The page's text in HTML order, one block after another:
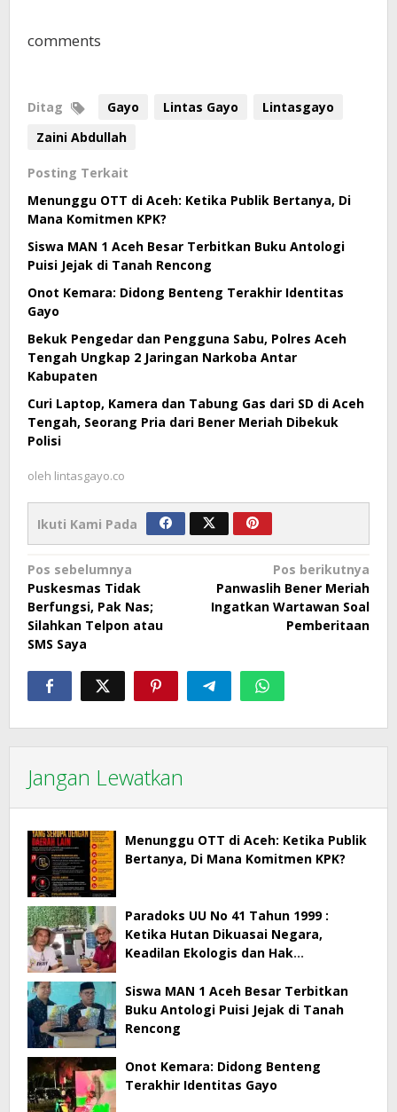
comments
Ditag Gayo Lintas Gayo
Lintasgayo
Zaini Abdullah
Posting Terkait
Menunggu OTT di Aceh: Ketika Publik Bertanya, Di
Mana Komitmen KPK?
Siswa MAN 1 Aceh Besar Terbitkan Buku Antologi
Puisi Jejak di Tanah Rencong
Onot Kemara: Didong Benteng Terakhir Identitas
Gayo
Bekuk Pengedar dan Pengguna Sabu, Polres Aceh
Tengah Ungkap 2 Jaringan Narkoba Antar
Kabupaten
Curi Laptop, Kamera dan Tabung Gas dari SD di Aceh
Tengah, Seorang Pria dari Bener Meriah Dibekuk
Polisi
oleh lintasgayo.co
Ikuti Kami Pada
Navigasi
pos
Pos sebelumnya
Puskesmas Tidak
Berfungsi, Pak Nas;
Silahkan Telpon atau
SMS Saya
Pos berikutnya
Panwaslih Bener Meriah
Ingatkan Wartawan Soal
Pemberitaan
Jangan Lewatkan
Menunggu OTT di Aceh: Ketika Publik
Bertanya, Di Mana Komitmen KPK?
Paradoks UU No 41 Tahun 1999 :
Ketika Hutan Dikuasai Negara,
Keadilan Ekologis dan Hak
Siswa MAN 1 Aceh Besar Terbitkan
Buku Antologi Puisi Jejak di Tanah
Rencong
Onot Kemara: Didong Benteng
Terakhir Identitas Gayo